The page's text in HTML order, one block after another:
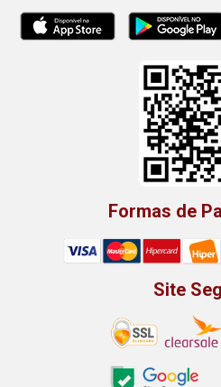
Formas de
Site